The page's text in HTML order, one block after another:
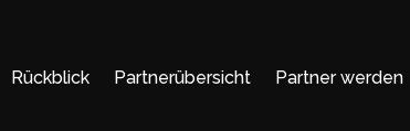
Rückblick Partnerübersicht Partner werden